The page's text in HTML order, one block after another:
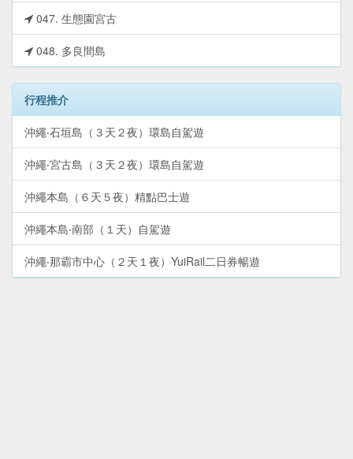
047. 生態園宮古
048. 多良間島
行程推介
沖繩‧石垣島（３天２夜）環島自駕遊
沖繩‧宮古島（３天２夜）環島自駕遊
沖繩本島（６天５夜）精點巴士遊
沖繩本島‧南部（１天）自駕遊
沖繩‧那霸市中心（２天１夜）YuiRail二日券暢遊